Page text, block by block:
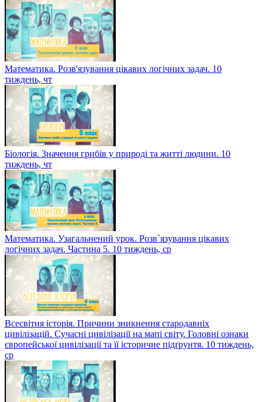
Математика. Розв'язування цікавих логічних задач. 10
тиждень, чт
Біологія. Значення грибів у природі та житті людини. 10
тиждень, чт
Математика. Узагальнений урок. Розв`язування цікавих
логічних задач. Частина 5. 10 тиждень, ср
Всесвітня історія. Причини зникнення стародавніх
цивілізацій. Сучасні цивілізації на мапі світу. Головні ознаки
європейської цивілізації та її історичне підґрунтя. 10 тиждень,
ср